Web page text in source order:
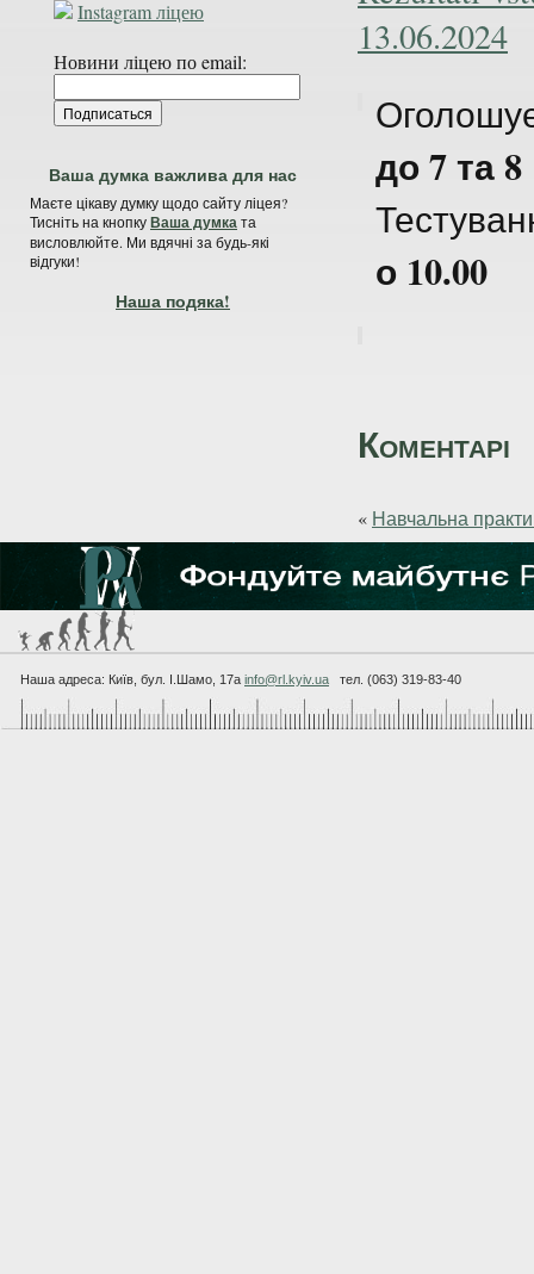
Instagram ліцею
Новини ліцею по email:
Ваша думка важлива для нас
Маєте цікаву думку щодо сайту ліцея?
Тисніть на кнопкуВаша думката
висловлюйте. Ми вдячні за будь-які
відгуки!
Наша подяка!
13.06.2024
до 7 та 8
о 10.00
Коментарі
« Навчальна
Наша адреса: Київ, бул. I.Шамо, 17а info@rl.kyiv.ua тел. (063) 319-83-40